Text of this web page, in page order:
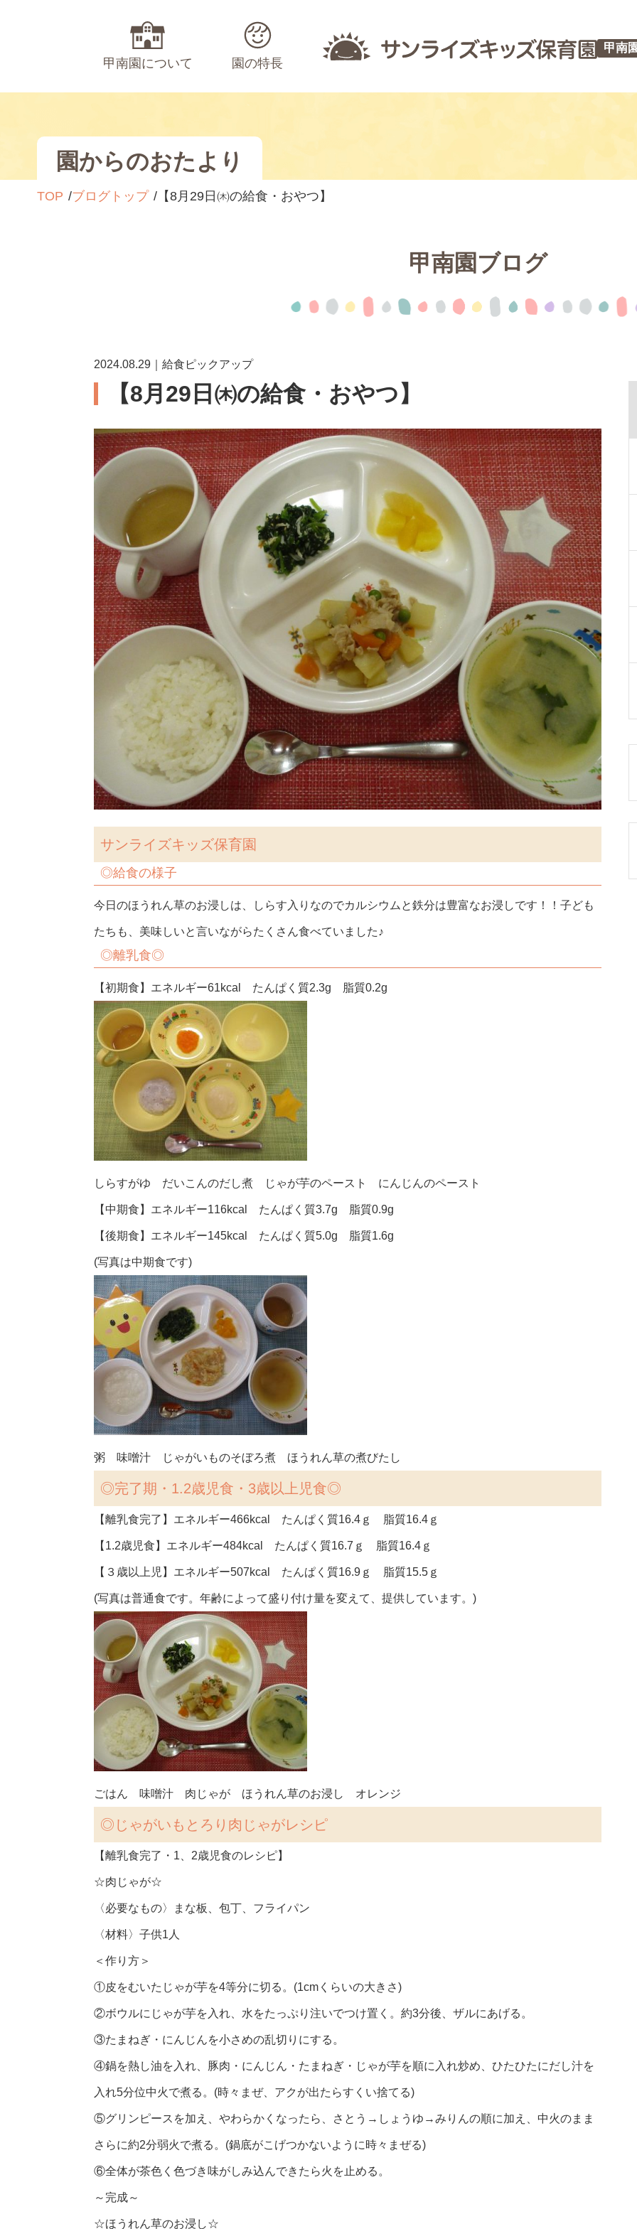
甲南園について 園の特長
甲南
園からのおたより
TOP ブログトップ 【8月29日㈭の給食・おやつ】
甲南園ブログ
2024.08.29｜給食ピックアップ
【8月29日㈭の給食・おやつ】
サンライズキッズ保育園
◎給食の様子
今日のほうれん草のお浸しは、しらす入りなのでカルシウムと鉄分は豊富なお浸しです！！子ども
たちも、美味しいと言いながらたくさん食べていました♪
◎離乳食◎
【初期食】エネルギー61kcal たんぱく質2.3g 脂質0.2g
しらすがゆ だいこんのだし煮 じゃが芋のペースト にんじんのペースト
【中期食】エネルギー116kcal たんぱく質3.7g 脂質0.9g
【後期食】エネルギー145kcal たんぱく質5.0g 脂質1.6g
(写真は中期食です)
粥 味噌汁 じゃがいものそぼろ煮 ほうれん草の煮びたし
◎完了期・1.2歳児食・3歳以上児食◎
【離乳食完了】エネルギー466kcal たんぱく質16.4ｇ 脂質16.4ｇ
【1.2歳児食】エネルギー484kcal たんぱく質16.7ｇ 脂質16.4ｇ
【３歳以上児】エネルギー507kcal たんぱく質16.9ｇ 脂質15.5ｇ
(写真は普通食です。年齢によって盛り付け量を変えて、提供しています。)
ごはん 味噌汁 肉じゃが ほうれん草のお浸し オレンジ
◎ じゃがいもとろり肉じゃがレシピ
【離乳食完了・1、2歳児食のレシピ】
☆肉じゃが☆
〈必要なもの〉まな板、包丁、フライパン
〈材料〉子供1人
＜作り方＞
①皮をむいたじゃが芋を4等分に切る。(1cmくらいの大きさ)
②ボウルにじゃが芋を入れ、水をたっぷり注いでつけ置く。約3分後、ザルにあげる。
③たまねぎ・にんじんを小さめの乱切りにする。
④鍋を熱し油を入れ、豚肉・にんじん・たまねぎ・じゃが芋を順に入れ炒め、ひたひたにだし汁を
入れ5分位中火で煮る。(時々まぜ、アクが出たらすくい捨てる)
⑤グリンピースを加え、やわらかくなったら、さとう→しょうゆ→みりんの順に加え、中火のまま
さらに約2分弱火で煮る。(鍋底がこげつかないように時々まぜる)
⑥全体が茶色く色づき味がしみ込んできたら火を止める。
～完成～
☆ほうれん草のお浸し☆